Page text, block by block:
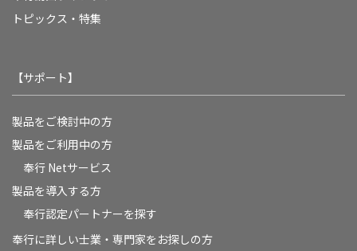
トピックス・特集
【サポート】
製品をご検討中の方
製品をご利用中の方
奉行 Netサービス
製品を導入する方
奉行認定パートナーを探す
奉行に詳しい士業・専門家をお探しの方